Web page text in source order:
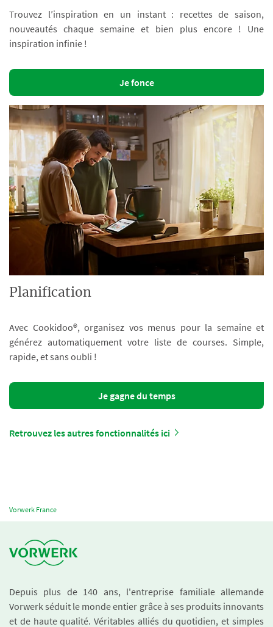
Trouvez l’inspiration en un instant : recettes de saison,
nouveautés chaque semaine et bien plus encore ! Une
inspiration infinie !
Je fonce
Planification
Avec Cookidoo®, organisez vos menus pour la semaine et
générez automatiquement votre liste de courses. Simple,
rapide, et sans oubli !
Je gagne du temps
Retrouvez les autres fonctionnalités ici
Vorwerk France
Depuis plus de 140 ans, l'entreprise familiale allemande
Vorwerk séduit le monde entier grâce à ses produits innovants
et de haute qualité. Véritables alliés du quotidien, et simples